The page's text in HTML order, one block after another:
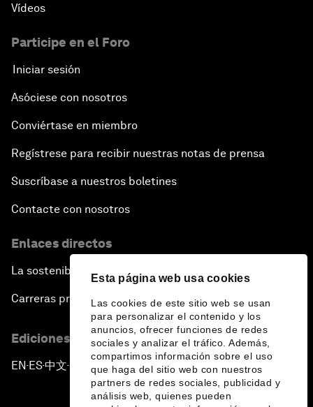
Esta página web usa cookies
Las cookies de este sitio web se usan
para personalizar el contenido y los
anuncios, ofrecer funciones de redes
sociales y analizar el tráfico. Además,
compartimos información sobre el uso
que haga del sitio web con nuestros
partners de redes sociales, publicidad y
análisis web, quienes pueden
Vídeos
Participe en el Foro
Iniciar sesión
Asóciese con nosotros
Conviértase en miembro
Regístrese para recibir nuestras notas de prensa
Suscríbase a nuestros boletines
Contacte con nosotros
Enlaces directos
La sostenibilidad en el Foro
Carreras profesionales
Ediciones en otros idiomas
EN ▪ES▪中文▪ 日本語